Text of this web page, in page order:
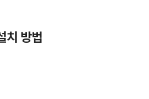
치 방법